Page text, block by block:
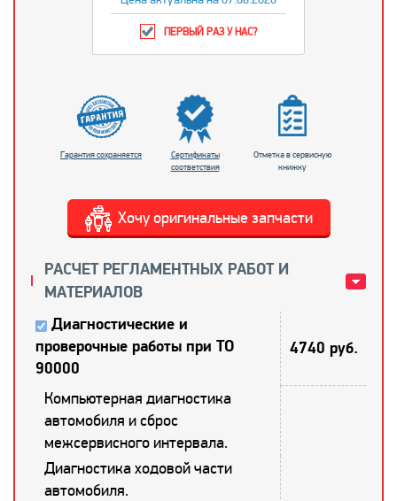
ПЕРВЫЙ РАЗ У НАС?
Гарантия сохраняется
Сертификаты
соответствия
Отметка в сервисную
книжку
Хочу оригинальные запчасти
РАСЧЕТ РЕГЛАМЕНТНЫХ РАБОТ И
МАТЕРИАЛОВ
Диагностические и
проверочные работы при ТО
90000
4740 руб.
Компьютерная диагностика
автомобиля и сброс
межсервисного интервала.
Диагностика ходовой части
автомобиля.